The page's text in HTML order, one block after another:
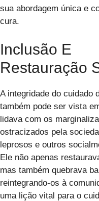
sua abordagem única e
cura.
Inclusão E
Restauração
A integridade do cuidado
também pode ser vista
lidava com os
ostracizados pela
leprosos e outros
Ele não apenas
mas também quebrava
reintegrando-os à
uma lição vital para o